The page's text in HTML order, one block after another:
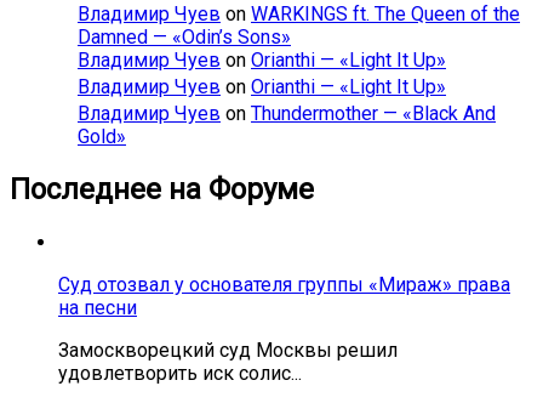
Владимир Чуев on WARKINGS ft. The Queen of the
Damned — «Odin’s Sons»
Владимир Чуев on Orianthi — «Light It Up»
Владимир Чуев on Orianthi — «Light It Up»
Владимир Чуев on Thundermother — «Black And
Gold»
Последнее на Форуме
Суд отозвал у основателя группы «Мираж» права
на песни
Замоскворецкий суд Москвы решил
удовлетворить иск солис...